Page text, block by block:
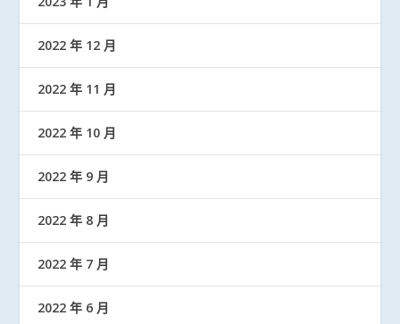
2022 年 12 月
2022 年 11 月
2022 年 10 月
2022 年 9 月
2022 年 8 月
2022 年 7 月
2022 年 6 月